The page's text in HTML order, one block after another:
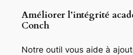
Améliorer l’intégrité
Conch
Notre outil vous aide à